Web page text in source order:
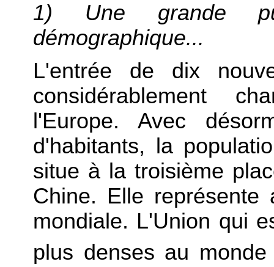
1) Une grande
démographique...
L'entrée de dix
considérablement
l'Europe. Avec
d'habitants, la
situe à la troisième
Chine. Elle
mondiale. L'Union qui
plus denses au